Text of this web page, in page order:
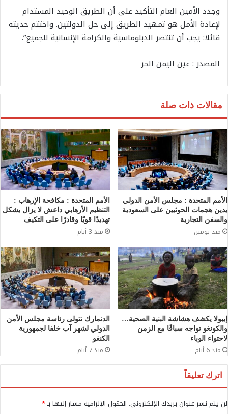
وجدد الأمين العام التأكيد على أن الطريق الوحيد المستدام
لإعادة الأمل هو تمهيد الطريق إلى حل الدولتين. واختتم حديثه
قائلا: يجب أن تنتصر الدبلوماسية والكرامة الإنسانية للجميع”.
المصدر : عين اليمن الحر
مقالات ذات صلة
الأمم المتحدة : مجلس الأمن الدولي
يدين هجمات الحوثيين على السعودية
والسفن التجارية
منذ يومين
الأمم المتحدة : مكافحة الإرهاب :
التنظيم الأرهابي داعش لا يزال يشكل
تهديدًا قويًا وقادرًا على التكيف
منذ 3 أيام
إيبولا يكشف هشاشة البنية الصحية…
والكونغو تواجه سباقًا مع الزمن
لاحتواء الوباء
منذ 6 أيام
الدنمارك تتولى رئاسة مجلس الأمن
الدولي لشهر آب خلفا لجمهورية
الكنغو
منذ 7 أيام
اترك تعليقاً
لن يتم نشر عنوان بريدك الإلكتروني. الحقول الإلزامية مشار إليها بـ*